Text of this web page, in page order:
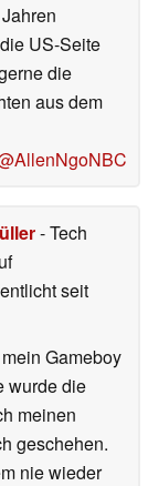
US-Seite
die
aus dem
- Tech
seit
Gameboy
wurde die
meinen
geschehen.
nie wieder